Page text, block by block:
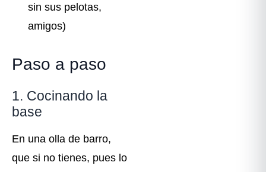
sin sus pelotas,
amigos)
Paso a paso
1. Cocinando la
base
En una olla de barro,
que si no tienes, pues lo